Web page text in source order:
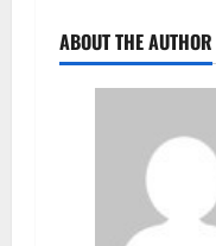
ABOUT THE AUTHOR